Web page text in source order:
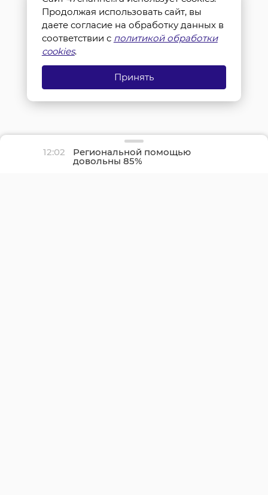
12:02 Региональной помощью
довольны 85%
Продолжая использовать сайт, вы
даете согласие на обработку данных в
соответствии с политикой обработки
cookies.
Принять